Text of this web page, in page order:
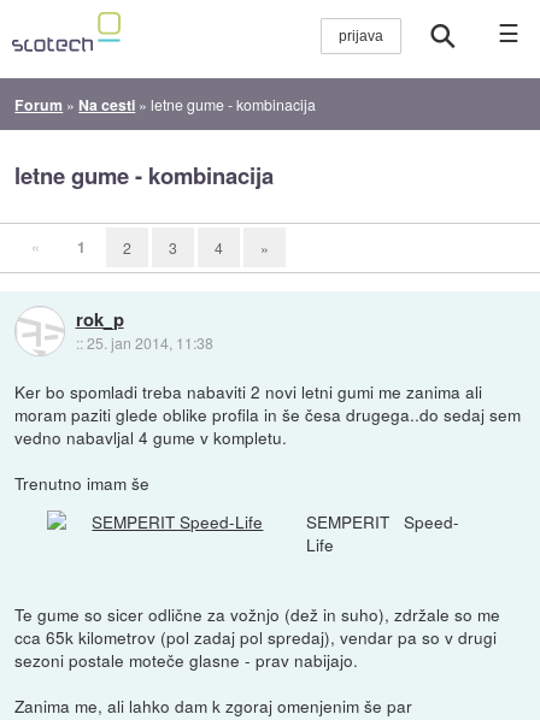
☰
Forum » Na cesti » letne gume - kombinacija
letne gume - kombinacija
« 1 2 3 4 »
rok_p
::25. jan 2014, 11:38
Ker bo spomladi treba nabaviti 2 novi letni gumi me zanima ali
moram paziti glede oblike profila in še česa drugega..do sedaj sem
vedno nabavljal 4 gume v kompletu.
Trenutno imam še
SEMPERIT Speed-
Life
Te gume so sicer odlične za vožnjo (dež in suho), zdržale so me
cca 65k kilometrov (pol zadaj pol spredaj), vendar pa so v drugi
sezoni postale moteče glasne - prav nabijajo.
Zanima me, ali lahko dam k zgoraj omenjenim še par